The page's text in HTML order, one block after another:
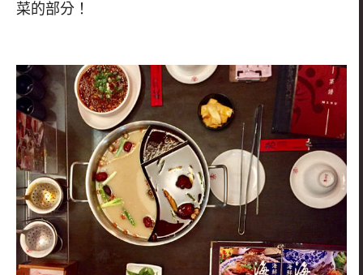
菜的部分！